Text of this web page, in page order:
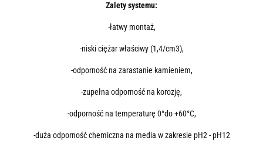
Zalety systemu:
-łatwy montaż,
-niski ciężar właściwy (1,4/cm3),
-odporność na zarastanie kamieniem,
-zupełna odporność na korozję,
-odporność na temperaturę 0°do +60°C,
-duża odporność chemiczna na media w zakresie pH2 - pH12